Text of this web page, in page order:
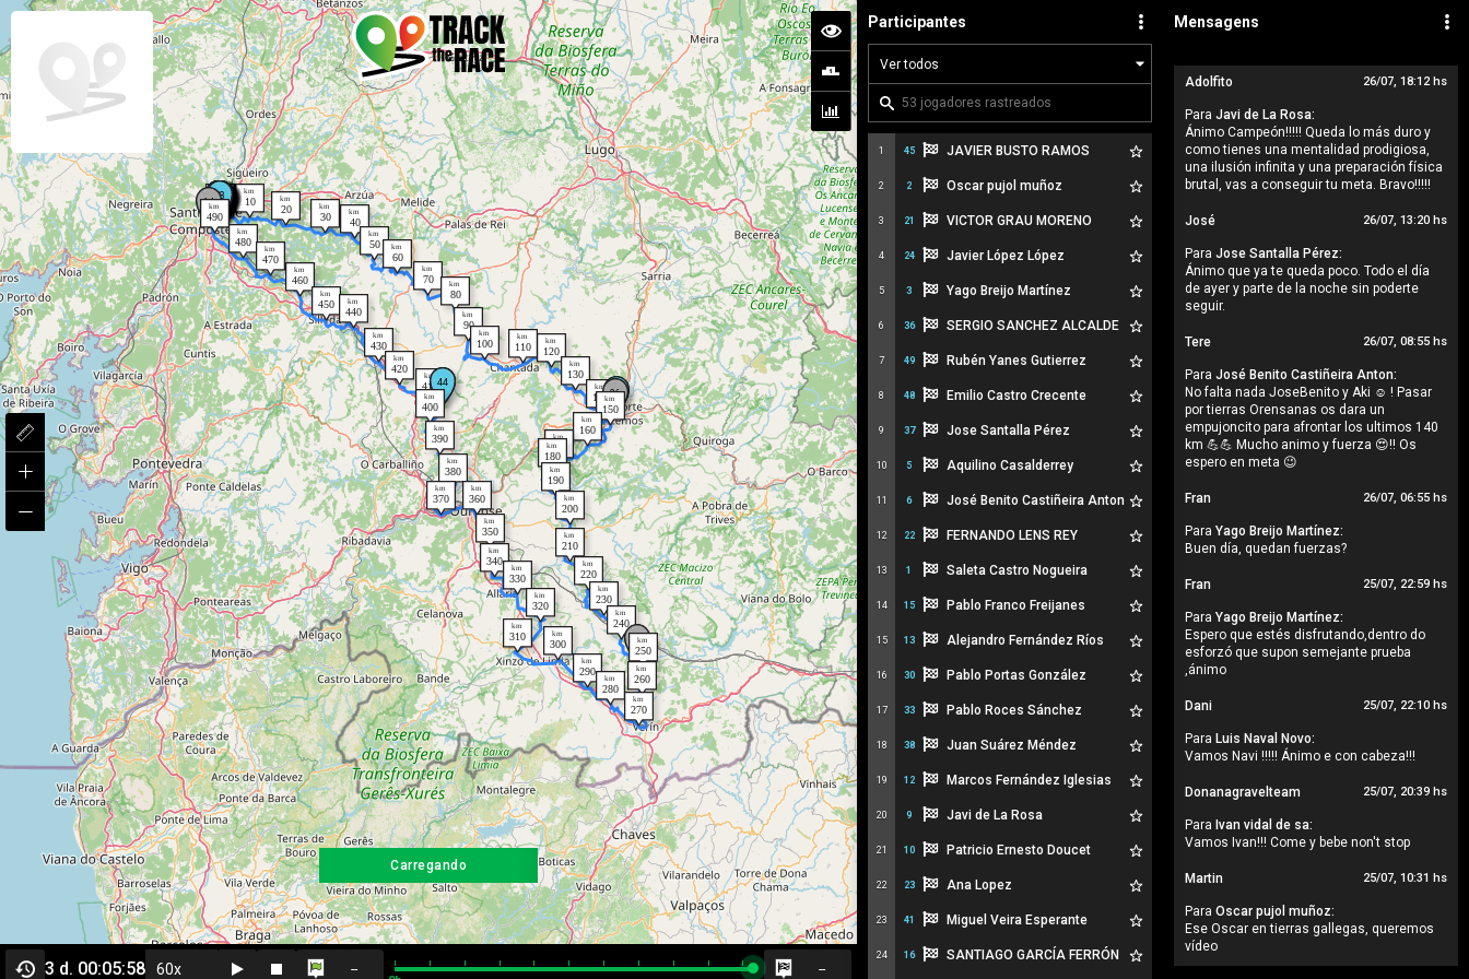
Mensagens
Adolfito 26/07, 18:12 hs
Para Javi de La Rosa:
Ánimo Campeón!!!!! Queda lo más duro y
como tienes una mentalidad prodigiosa,
una ilusión infinita y una preparación física
brutal, vas a conseguir tu meta. Bravo!!!!!
José 26/07, 13:20 hs
Para Jose Santalla Pérez:
Ánimo que ya te queda poco. Todo el día
de ayer y parte de la noche sin poderte
seguir.
Tere 26/07, 08:55 hs
Para José Benito Castiñeira Anton:
No falta nada JoseBenito y Aki ☺️ ! Pasar
por tierras Orensanas os dara un
empujoncito para afrontar los ultimos 140
km 💪💪 Mucho animo y fuerza 😍!! Os
espero en meta 😉
Fran 26/07, 06:55 hs
Para Yago Breijo Martínez:
Buen día, quedan fuerzas?
Fran 25/07, 22:59 hs
Para Yago Breijo Martínez:
Espero que estés disfrutando,dentro do
esforzó que supon semejante prueba
,ánimo
Dani 25/07, 22:10 hs
Para Luis Naval Novo:
Vamos Navi !!!!! Ánimo e con cabeza!!!
Donanagravelteam 25/07, 20:39 hs
Para Ivan vidal de sa:
Vamos Ivan!!! Come y bebe non't stop
Martin 25/07, 10:31 hs
Para Oscar pujol muñoz:
Ese Oscar en tierras gallegas, queremos
vídeo
Participantes
1 45 JAVIER BUSTO RAMOS
2 2 Oscar pujol muñoz
3 21 VICTOR GRAU MORENO
4 24 Javier López López
5 3 Yago Breijo Martínez
6 36 SERGIO SANCHEZ ALCALDE
7 49 Rubén Yanes Gutierrez
8 48 Emilio Castro Crecente
9 37 Jose Santalla Pérez
10 5 Aquilino Casalderrey
11 6 José Benito Castiñeira Anton
12 22 FERNANDO LENS REY
13 1 Saleta Castro Nogueira
14 15 Pablo Franco Freijanes
15 13 Alejandro Fernández Ríos
16 30 Pablo Portas González
17 33 Pablo Roces Sánchez
18 38 Juan Suárez Méndez
19 12 Marcos Fernández Iglesias
20 9 Javi de La Rosa
21 10 Patricio Ernesto Doucet
22 23 Ana Lopez
23 41 Miguel Veira Esperante
24 16 SANTIAGO GARCÍA FERRÓN
Carregando
3 d. 00:05:58 -- --